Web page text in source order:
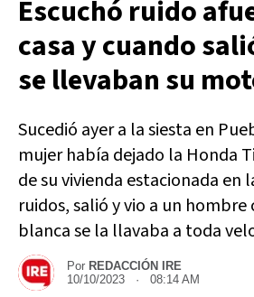
Escuchó ruido
casa y cuando
se llevaban su
Sucedió ayer a la siesta en
mujer había dejado la Honda
de su vivienda estacionada en
ruidos, salió y vio a un hombre
blanca se la llavaba a toda
Por REDACCIÓN IRE
10/10/2023 · 08:14 AM